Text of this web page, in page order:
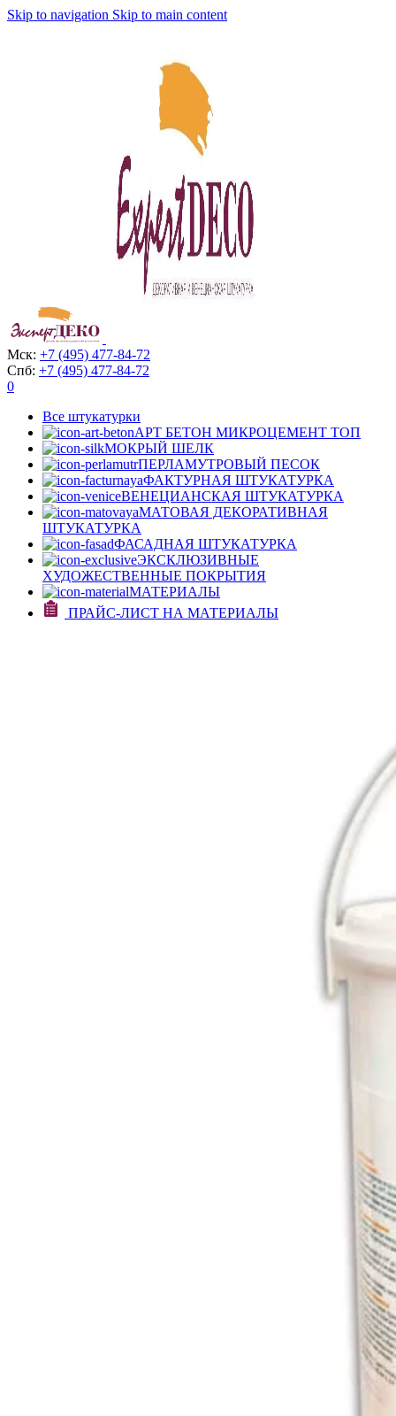
Skip to navigation Skip to main content
Мск: +7 (495) 477-84-72
Спб: +7 (495) 477-84-72
0
Все штукатурки
АРТ БЕТОН МИКРОЦЕМЕНТ ТОП
МОКРЫЙ ШЕЛК
ПЕРЛАМУТРОВЫЙ ПЕСОК
ФАКТУРНАЯ ШТУКАТУРКА
ВЕНЕЦИАНСКАЯ ШТУКАТУРКА
МАТОВАЯ ДЕКОРАТИВНАЯ
ШТУКАТУРКА
ФАСАДНАЯ ШТУКАТУРКА
ЭКСКЛЮЗИВНЫЕ
ХУДОЖЕСТВЕННЫЕ ПОКРЫТИЯ
МАТЕРИАЛЫ
ПРАЙС-ЛИСТ НА МАТЕРИАЛЫ